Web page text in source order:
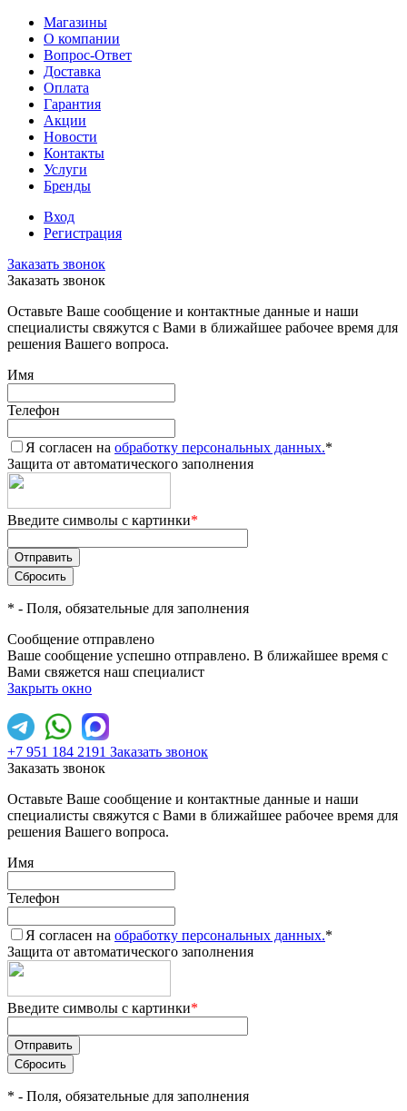
Магазины
О компании
Вопрос-Ответ
Доставка
Оплата
Гарантия
Акции
Новости
Контакты
Услуги
Бренды
Вход
Регистрация
Заказать звонок
Заказать звонок
Оставьте Ваше сообщение и контактные данные и наши
специалисты свяжутся с Вами в ближайшее рабочее время для
решения Вашего вопроса.
Имя
Телефон
Я согласен на обработку персональных данных.*
Защита от автоматического заполнения
Введите символы с картинки*
* - Поля, обязательные для заполнения
Сообщение отправлено
Ваше сообщение успешно отправлено. В ближайшее время с
Вами свяжется наш специалист
Закрыть окно
+7 951 184 2191 Заказать звонок
Заказать звонок
Оставьте Ваше сообщение и контактные данные и наши
специалисты свяжутся с Вами в ближайшее рабочее время для
решения Вашего вопроса.
Имя
Телефон
Я согласен на обработку персональных данных.*
Защита от автоматического заполнения
Введите символы с картинки*
* - Поля, обязательные для заполнения